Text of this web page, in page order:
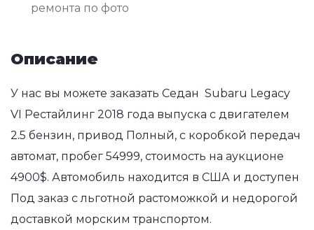
ремонта по фото
Описание
У нас вы можете заказать Седан Subaru Legacy
VI Рестайлинг 2018 года выпуска с двигателем
2.5 бензин, привод Полный, с коробкой передач
автомат, пробег 54999, стоимость на аукционе
4900$. Автомобиль находится в США и доступен
Под заказ с льготной растоможкой и недорогой
доставкой морским транспортом.